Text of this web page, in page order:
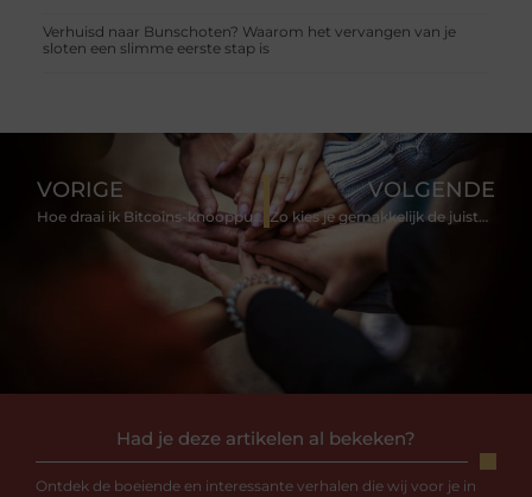
Verhuisd naar Bunschoten? Waarom het vervangen van je
sloten een slimme eerste stap is
Had je deze artikelen al bekeken?
Ontdek de boeiende en interessante verhalen die wij voor je in
VORIGE
Hoe draai ik Bitcoins-knooppunten in software?
VOLGENDE
Zo kies je gemakkelijk de juiste plug voor je muur